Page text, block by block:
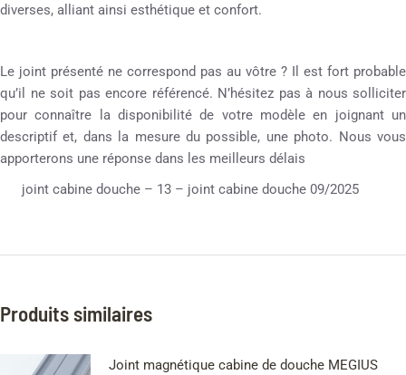
diverses, alliant ainsi esthétique et confort.
Le joint présenté ne correspond pas au vôtre ? Il est fort probable
qu’il ne soit pas encore référencé. N’hésitez pas à nous solliciter
pour connaître la disponibilité de votre modèle en joignant un
descriptif et, dans la mesure du possible, une photo. Nous vous
apporterons une réponse dans les meilleurs délais
joint cabine douche – 13 – joint cabine douche 09/2025
Produits similaires
Joint magnétique cabine de douche MEGIUS